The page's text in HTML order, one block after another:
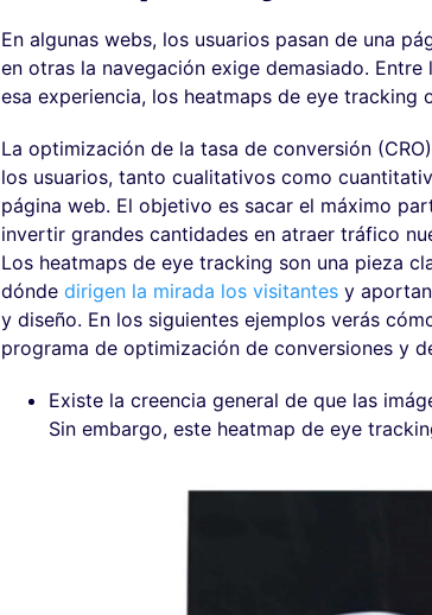
En algunas webs, los usuarios pasan de una
en otras la navegación exige demasiado.
esa experiencia, los heatmaps de eye tracking
La optimización de la tasa de conversión
los usuarios, tanto cualitativos como
página web. El objetivo es sacar el máximo
invertir grandes cantidades en atraer tráfico
Los heatmaps de eye tracking son una pieza
dónde dirigen la mirada los visitantes y
y diseño. En los siguientes ejemplos verás
programa de optimización de conversiones y
Existe la creencia general de que las
Sin embargo, este heatmap de eye